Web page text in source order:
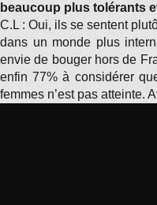
beaucoup plus tolérants
C.L : Oui, ils se sentent
dans un monde plus
envie de bouger hors de
enfin 77% à considérer
femmes n’est pas atteinte.